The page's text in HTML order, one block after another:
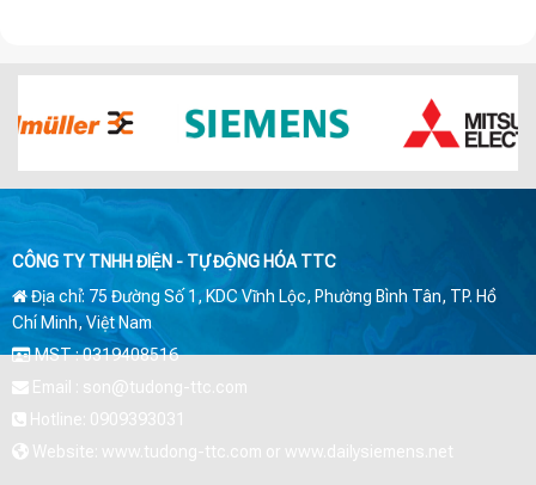
CÔNG TY TNHH ĐIỆN - TỰ ĐỘNG HÓA TTC
Địa chỉ: 75 Đường Số 1, KDC Vĩnh Lộc, Phường Bình Tân, TP. Hồ
Chí Minh, Việt Nam
MST : 0319408516
Email : son@tudong-ttc.com
Hotline: 0909393031
Website: www.tudong-ttc.com or www.dailysiemens.net